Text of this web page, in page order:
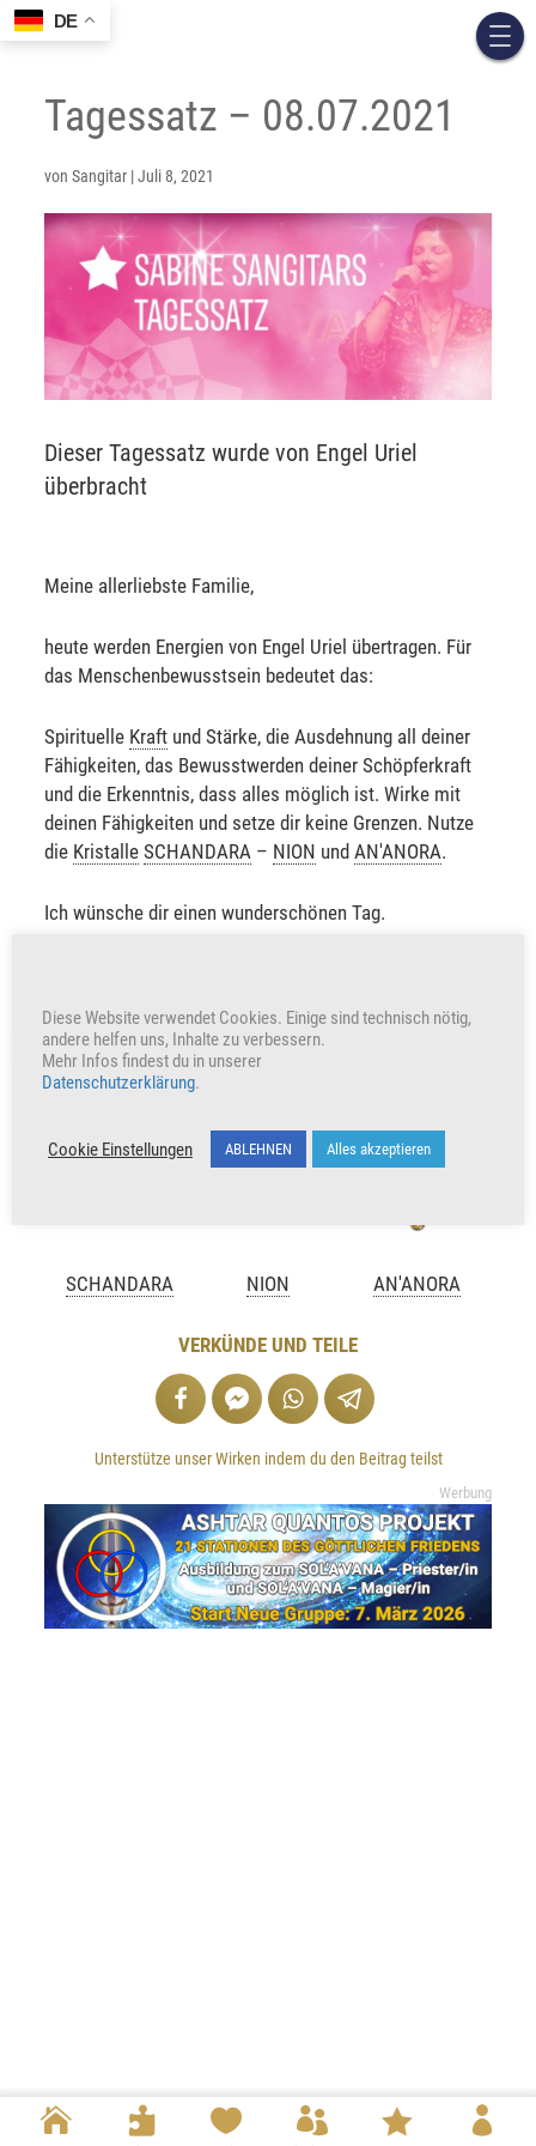
Tagessatz – 08.07.2021
vonSangitar |Juli 8, 2021
Dieser Tagessatz wurde von Engel Uriel
überbracht
Meine allerliebste Familie,
heute werden Energien von Engel Uriel übertragen. Für
das Menschenbewusstsein bedeutet das:
Spirituelle Kraft und Stärke, die Ausdehnung all deiner
Fähigkeiten, das Bewusstwerden deiner Schöpferkraft
und die Erkenntnis, dass alles möglich ist. Wirke mit
deinen Fähigkeiten und setze dir keine Grenzen. Nutze
die Kristalle SCHANDARA – NION undAN'ANORA.
Ich wünsche dir einen wunderschönen Tag.
+232 Herzen freuen auch uns
SCHANDARA NION AN'ANORA
VERKÜNDE UND TEILE
Unterstütze unser Wirken indem du den Beitrag teilst
Werbung
Diese Website verwendet Cookies. Einige sind technisch nötig,
andere helfen uns, Inhalte zu verbessern.
Mehr Infos findest du in unserer
Datenschutzerklärung.
Cookie Einstellungen ABLEHNEN Alles akzeptieren
DE